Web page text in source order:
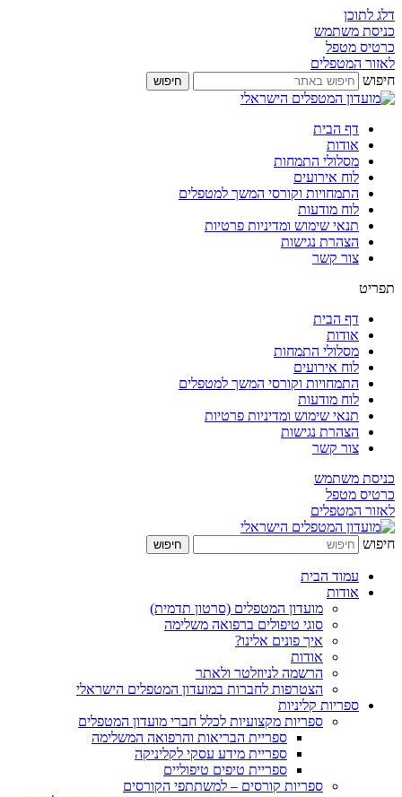
דלג לתוכן
כניסת משתמש
כרטיס מטפל
לאזור המטפלים
חיפוש
חיפוש
דף הבית
אודות
מסלולי התמחות
לוח אירועים
התמחויות וקורסי המשך למטפלים
לוח מודעות
תנאי שימוש ומדיניות פרטיות
הצהרת נגישות
צור קשר
תפריט
דף הבית
אודות
מסלולי התמחות
לוח אירועים
התמחויות וקורסי המשך למטפלים
לוח מודעות
תנאי שימוש ומדיניות פרטיות
הצהרת נגישות
צור קשר
כניסת משתמש
כרטיס מטפל
לאזור המטפלים
חיפוש חיפוש
עמוד הבית
אודות
מועדון המטפלים (סרטון תדמית)
סוגי טיפולים ברפואה משלימה
איך פונים אלינו?
אודות
הרשמה לניוזלטר ולאתר
הצטרפות לחברות במועדון המטפלים הישראלי
ספריות קליניות
ספריות מקצועיות לכלל חברי מועדון המטפלים
ספריית הבריאות והרפואה המשלימה
ספריית מידע עסקי לקליניקה
ספריית טיפים טיפוליים
ספריות קורסים – למשתתפי הקורסים